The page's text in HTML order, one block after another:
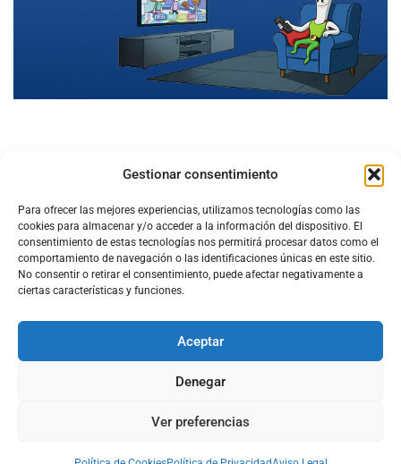
Gestionar consentimiento
Para ofrecer las mejores experiencias, utilizamos tecnologías como las
cookies para almacenar y/o acceder a la información del dispositivo. El
consentimiento de estas tecnologías nos permitirá procesar datos como el
comportamiento de navegación o las identificaciones únicas en este sitio.
No consentir o retirar el consentimiento, puede afectar negativamente a
ciertas características y funciones.
Aceptar
Denegar
Ver preferencias
Acerca de Nosotros